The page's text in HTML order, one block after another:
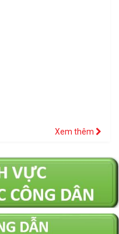
Xem thêm